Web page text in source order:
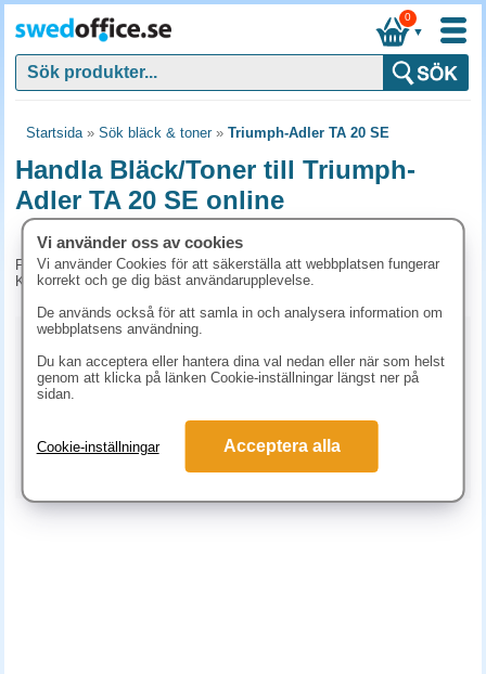
▼
0
Startsida» Sök bläck & toner» Triumph-Adler TA 20 SE
Handla Bläck/Toner till Triumph-
Adler TA 20 SE online
För tillfället har vi inga produkter kopplade till denna maskin.
Kontakta kundtjänst på tel. 08-24 50 55 för mer information.
Vitt papper Färgat papper Premiumpapper
Laserark och BG-talonger
Vi använder oss av cookies
Vi använder Cookies för att säkerställa att webbplatsen fungerar
korrekt och ge dig bäst användarupplevelse.
De används också för att samla in och analysera information om
webbplatsens användning.
Du kan acceptera eller hantera dina val nedan eller när som helst
genom att klicka på länken Cookie-inställningar längst ner på
sidan.
Cookie-inställningar Acceptera alla